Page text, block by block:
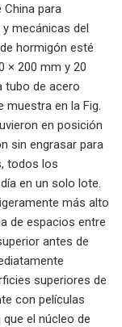
China para
mecánicas del
hormigón esté
× 200 mm y 20
tubo de acero
en la Fig.
en posición
sin engrasar para
todos los
en un solo lote.
más alto
de espacios entre
antes de
superiores de
con películas
el núcleo de